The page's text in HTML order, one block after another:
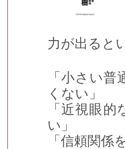
力が出ると
「小さい
くない」
「近視眼
い」
「信頼関係